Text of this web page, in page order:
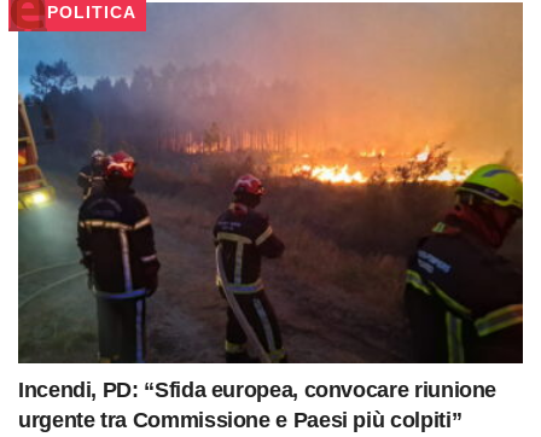
POLITICA
Incendi, PD: “Sfida europea, convocare riunione
urgente tra Commissione e Paesi più colpiti”